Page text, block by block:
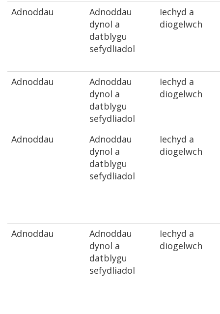
Adnoddau
Adnoddau
dynol a
datblygu
sefydliadol
Iechyd a
diogelwch
Adnoddau
Adnoddau
dynol a
datblygu
sefydliadol
Iechyd a
diogelwch
Adnoddau
Adnoddau
dynol a
datblygu
sefydliadol
Iechyd a
diogelwch
Adnoddau
Adnoddau
dynol a
datblygu
sefydliadol
Iechyd a
diogelwch